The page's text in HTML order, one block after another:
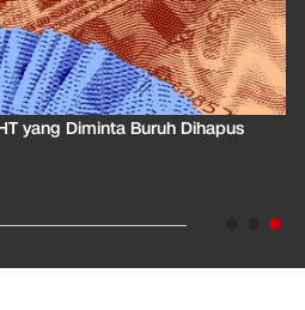
yang Dirilis S&P Global